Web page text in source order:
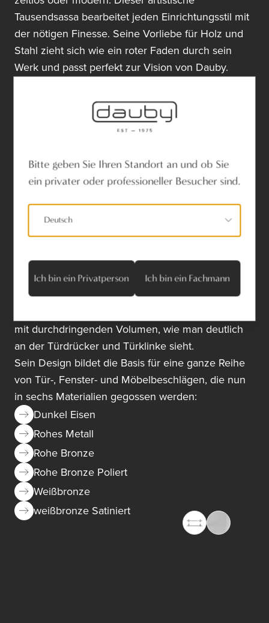
Tausendsassa bearbeitet jeden Einrichtungsstil mit
der nötigen Finesse. Seine Vorliebe für Holz und
Stahl zieht sich wie ein roter Faden durch sein
Werk und passt perfekt zur Vision von Dauby.
Dauby kommt in der straffen PH2017-Kollektion für
Möbelbeschläge perfekt zur Geltung. In dieser
Reihe wurden sowohl ein Möbelgriff als auch ein
Zusammenspiel zwischen dem traditionellen
Material und dem strengen Linienspiel des Designs
sorgt für perfekte Balance.
Bei seinen Entwürfen geht er übrigens zurück zu
mit durchdringenden Volumen, wie man deutlich
an der Türdrücker und Türklinke sieht.
Sein Design bildet die Basis für eine ganze Reihe
von Tür-, Fenster- und Möbelbeschlägen, die nun
in sechs Materialien gegossen werden:
Dunkel Eisen
Rohes Metall
Rohe Bronze
Rohe Bronze Poliert
Weißbronze
weißbronze Satiniert
Bitte geben Sie Ihren Standort an und ob Sie
ein privater oder professioneller Besucher sind.
Deutsch
Ich bin ein Privatperson Ich bin ein Fachmann